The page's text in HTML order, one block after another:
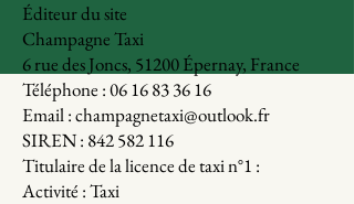
Éditeur du site
Champagne Taxi
6 rue des Joncs, 51200 Épernay, France
Téléphone : 06 16 83 36 16
Email : champagnetaxi@outlook.fr
SIREN : 842 582 116
Titulaire de la licence de taxi n°1 :
Activité : Taxi